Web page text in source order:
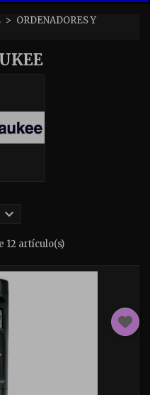
ORDENADORES Y

12 artículo(s)